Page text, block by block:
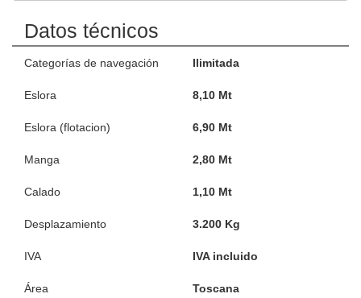
Datos técnicos
Categorías de navegación Ilimitada
Eslora 8,10 Mt
Eslora (flotacion) 6,90 Mt
Manga 2,80 Mt
Calado 1,10 Mt
Desplazamiento 3.200 Kg
IVA IVA incluido
Área Toscana